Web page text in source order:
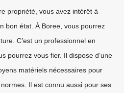
propriété, vous avez intérêt à
bon état. À Boree, vous pourrez
C’est un professionnel en
pourrez vous fier. Il dispose d’une
matériels nécessaires pour
Il est connu aussi pour ses